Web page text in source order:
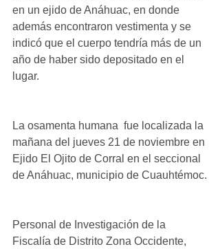
en un ejido de Anáhuac, en donde
además encontraron vestimenta y se
indicó que el cuerpo tendría más de un
año de haber sido depositado en el
lugar.
La osamenta humana  fue localizada la
mañana del jueves 21 de noviembre en
Ejido El Ojito de Corral en el seccional
de Anáhuac, municipio de Cuauhtémoc.
Personal de Investigación de la
Fiscalía de Distrito Zona Occidente,